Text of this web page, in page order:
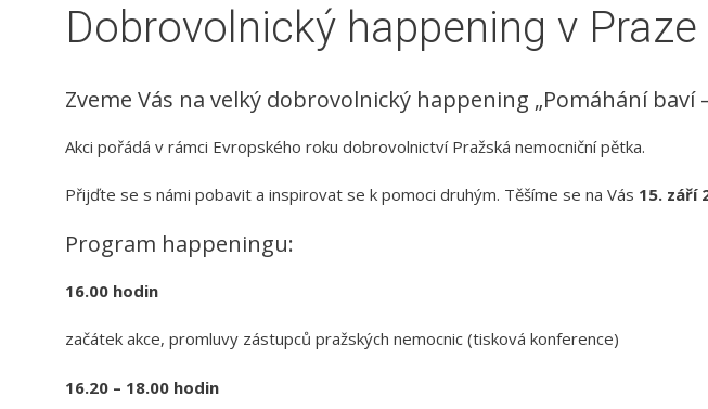
Dobrovolnický happening v Praze
Zveme Vás na velký dobrovolnický happening „Pomáhání
Akci pořádá v rámci Evropského roku dobrovolnictví Pražská nemocniční pětka.
Přijďte se s námi pobavit a inspirovat se k pomoci druhým. Těšíme se na Vás 15. září
Program happeningu:
16.00 hodin
začátek akce, promluvy zástupců pražských nemocnic (tisková konference)
16.20 – 18.00 hodin